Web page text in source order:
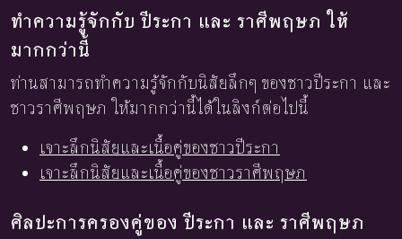
ทำความรู้จักกับ ปีระกา และ ราศีพฤษภ ให้
มากกว่านี้
ท่านสามารถทำความรู้จักกับนิสัยลึกๆ ของชาวปีระกา และ
ชาวราศีพฤษภ ให้มากกว่านี้ได้ในลิงก์ต่อไปนี้
เจาะลึกนิสัยและเนื้อคู่ของชาวปีระกา
เจาะลึกนิสัยและเนื้อคู่ของชาวราศีพฤษภ
ศิลปะการครองคู่ของ ปีระกา และ ราศีพฤษภ